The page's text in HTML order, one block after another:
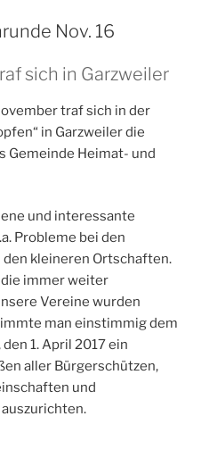
Nov. 16
sich in Garzweiler
traf sich in der
in Garzweiler die
Gemeinde Heimat- und
und interessante
Probleme bei den
kleineren Ortschaften.
immer weiter
Vereine wurden
man einstimmig dem
1. April 2017 ein
aller Bürgerschützen,
und